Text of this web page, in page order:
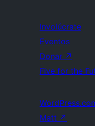
Involúcrate
Eventos
Donar ↗
Five for the
Matt ↗